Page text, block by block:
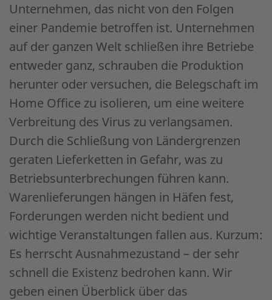
Unternehmen, das nicht von den Folgen
einer Pandemie betroffen ist. Unternehmen
auf der ganzen Welt schließen ihre Betriebe
entweder ganz, schrauben die Produktion
herunter oder versuchen, die Belegschaft im
Home Office zu isolieren, um eine weitere
Verbreitung des Virus zu verlangsamen.
Durch die Schließung von Ländergrenzen
geraten Lieferketten in Gefahr, was zu
Betriebsunterbrechungen führen kann.
Warenlieferungen hängen in Häfen fest,
Forderungen werden nicht bedient und
wichtige Veranstaltungen fallen aus. Kurzum:
Es herrscht Ausnahmezustand – der sehr
schnell die Existenz bedrohen kann. Wir
geben einen Überblick über das